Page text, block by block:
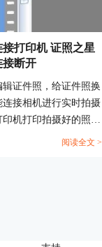
打印机 证照之星
接断开
证件照，给证件照换
接相机进行实时拍摄
机打印拍摄好的照
辑修图和照片打印在
阅读全文 >